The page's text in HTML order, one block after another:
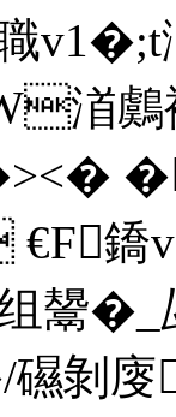
渞
鐈v
组鬹
礘剝